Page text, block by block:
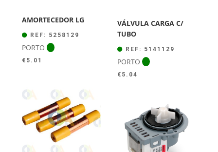
AMORTECEDOR LG
REF: 5258129
PORTO
€ 5.01
VÁLVULA CARGA C/
TUBO
REF: 5141129
PORTO
€ 5.04